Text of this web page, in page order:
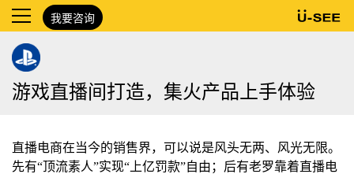
我要咨询
游戏直播间打造，集火产品上手体验
直播电商在当今的销售界，可以说是风头无两、风光无限。
先有“顶流素人”实现“上亿罚款”自由；后有老罗靠着直播电